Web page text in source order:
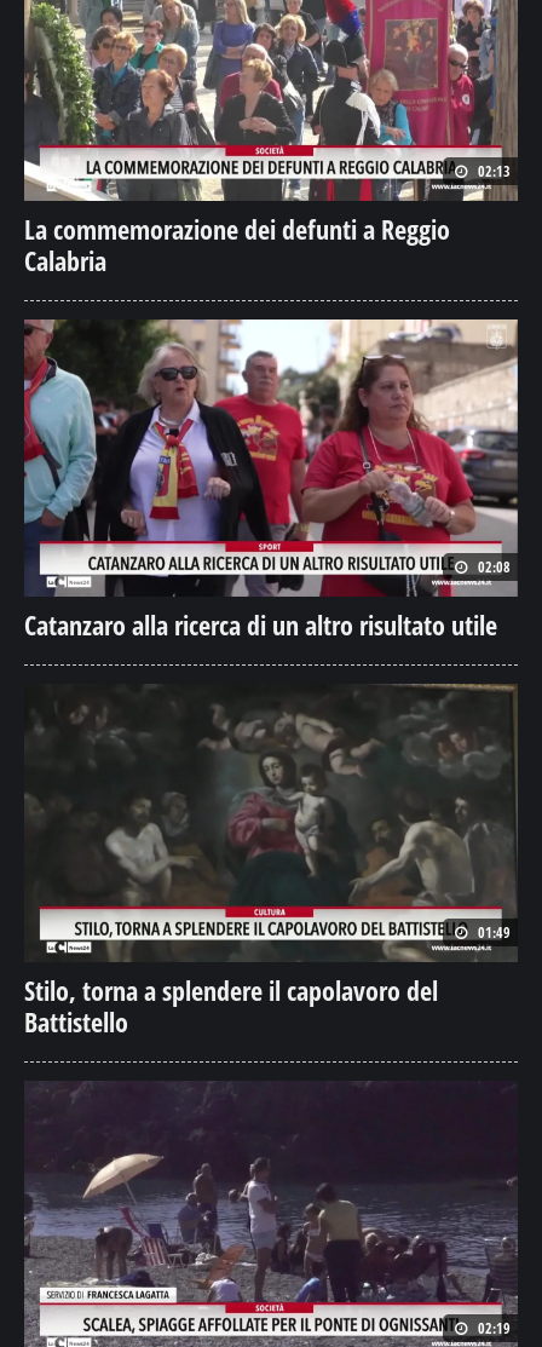
02:13
La commemorazione dei defunti a Reggio
Calabria
02:08
Catanzaro alla ricerca di un altro risultato utile
01:49
Stilo, torna a splendere il capolavoro del
Battistello
02:19